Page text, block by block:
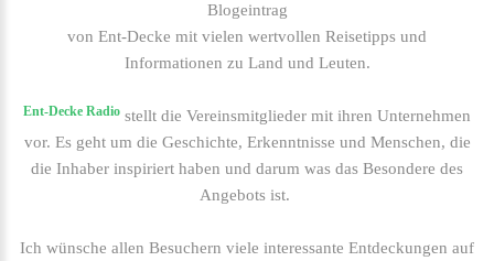
Blogeintrag
von Ent-Decke mit vielen wertvollen Reisetipps und
Informationen zu Land und Leuten.
Ent-Decke Radio stellt die Vereinsmitglieder mit ihren Unternehmen
vor. Es geht um die Geschichte, Erkenntnisse und Menschen, die
die Inhaber inspiriert haben und darum was das Besondere des
Angebots ist.
Ich wünsche allen Besuchern viele interessante Entdeckungen auf